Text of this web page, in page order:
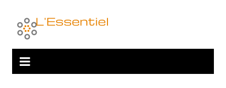
contenu